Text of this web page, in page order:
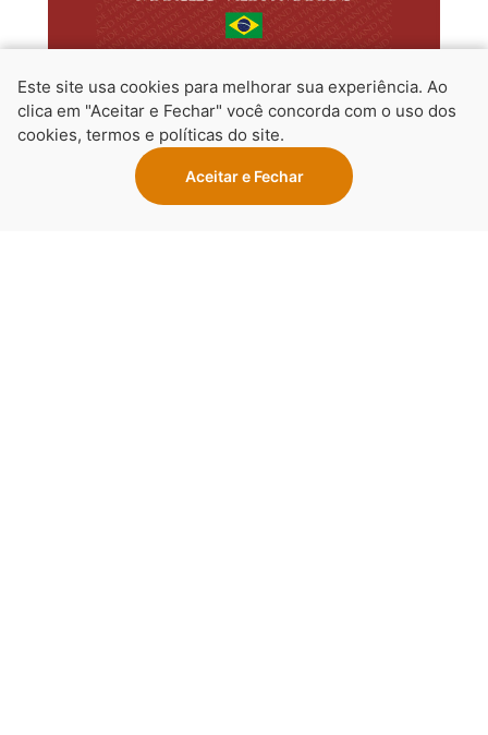
Este site usa cookies para melhorar sua experiência. Ao
clica em "Aceitar e Fechar" você concorda com o uso dos
cookies, termos e políticas do site.
Aceitar e Fechar